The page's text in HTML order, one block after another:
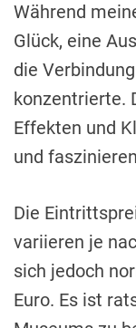
Während
Glück, eine
die
konzentrierte.
Effekten und
und
Die
variieren je
sich jedoch
Euro. Es ist